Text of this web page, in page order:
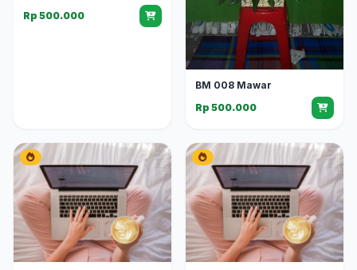
Rp 500.000
BM 008 Mawar
Rp 500.000